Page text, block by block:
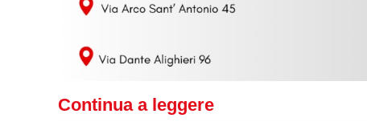
Continua a leggere